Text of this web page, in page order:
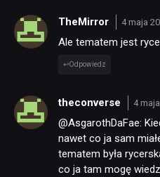
TheMirror 4 maja
Ale tematem jest
Odpowiedz
theconverse 4
@AsgarothDaFae:
nawet co ja sam
tematem była
co ja tam mogę